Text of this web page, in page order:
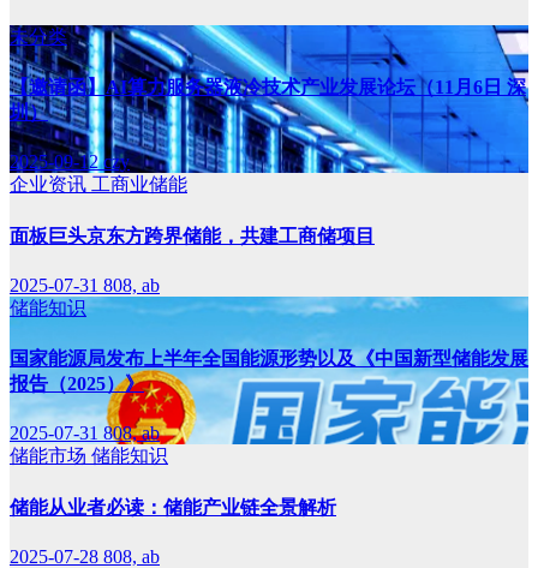
未分类
【邀请函】AI算力服务器液冷技术产业发展论坛（11月6日 深
圳）
2025-09-12czy
企业资讯 工商业储能
面板巨头京东方跨界储能，共建工商储项目
2025-07-31 808, ab
储能知识
国家能源局发布上半年全国能源形势以及《中国新型储能发展
报告（2025）》
2025-07-31 808, ab
储能市场 储能知识
储能从业者必读：储能产业链全景解析
2025-07-28 808, ab